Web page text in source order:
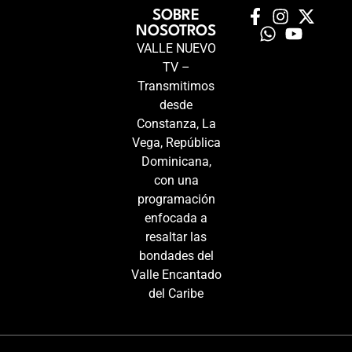
SOBRE
NOSOTROS
VALLE NUEVO
TV –
Transmitimos
desde
Constanza, La
Vega, República
Dominicana,
con una
programación
enfocada a
resaltar las
bondades del
Valle Encantado
del Caribe